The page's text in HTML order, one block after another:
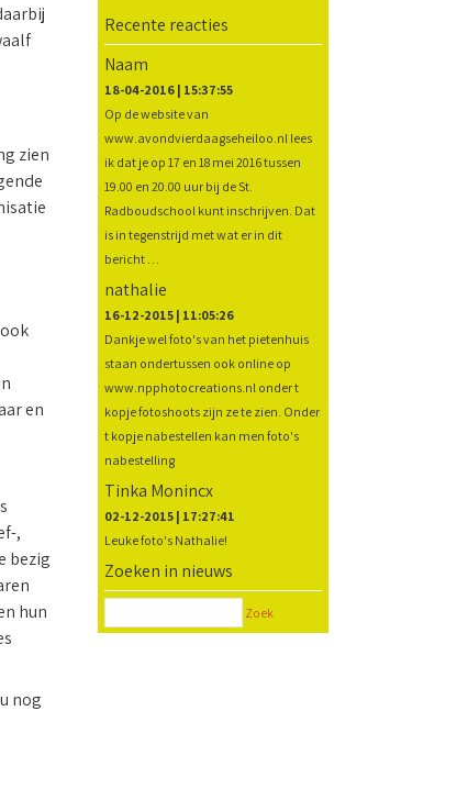
zien
en
,
bezig
hun
nog
Recente reacties
Naam
18-04-2016 | 15:37:55
Op de website van
www.avondvierdaagseheiloo.nl lees
ik dat je op 17 en 18 mei 2016 tussen
19.00 en 20.00 uur bij de St.
Radboudschool kunt inschrijven. Dat
is in tegenstrijd met wat er in dit
bericht …
nathalie
16-12-2015 | 11:05:26
Dankje wel foto's van het pietenhuis
staan ondertussen ook online op
www.npphotocreations.nl onder t
kopje fotoshoots zijn ze te zien. Onder
t kopje nabestellen kan men foto's
nabestelling
Tinka Monincx
02-12-2015 | 17:27:41
Leuke foto's Nathalie!
Zoeken in nieuws
Zoek